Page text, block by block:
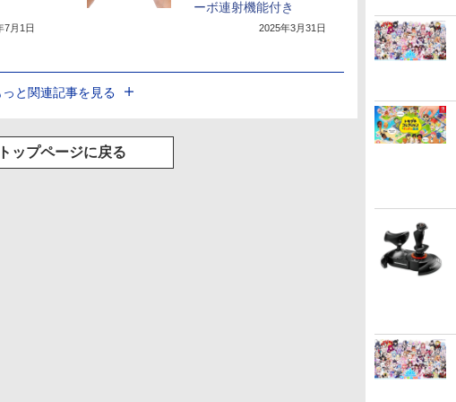
7月1日
ーボ連射機能付き
2025年3月31日
っと関連記事を見る
トップページに戻る